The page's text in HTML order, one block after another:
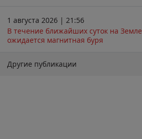
1 августа 2026 | 21:56
В течение ближайших суток на Земле
ожидается магнитная буря
Другие публикации